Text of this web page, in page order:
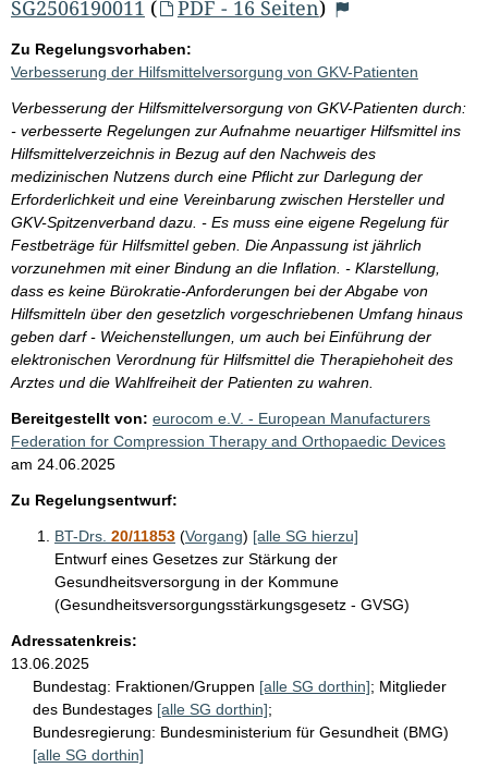
SG2506190011 ( PDF - 16 Seiten)
Zu Regelungsvorhaben:
Verbesserung der Hilfsmittelversorgung von GKV-Patienten
Verbesserung der Hilfsmittelversorgung von GKV-Patienten durch:
- verbesserte Regelungen zur Aufnahme neuartiger Hilfsmittel ins
Hilfsmittelverzeichnis in Bezug auf den Nachweis des
medizinischen Nutzens durch eine Pflicht zur Darlegung der
Erforderlichkeit und eine Vereinbarung zwischen Hersteller und
GKV-Spitzenverband dazu. - Es muss eine eigene Regelung für
Festbeträge für Hilfsmittel geben. Die Anpassung ist jährlich
vorzunehmen mit einer Bindung an die Inflation. - Klarstellung,
dass es keine Bürokratie-Anforderungen bei der Abgabe von
Hilfsmitteln über den gesetzlich vorgeschriebenen Umfang hinaus
geben darf - Weichenstellungen, um auch bei Einführung der
elektronischen Verordnung für Hilfsmittel die Therapiehoheit des
Arztes und die Wahlfreiheit der Patienten zu wahren.
Bereitgestellt von: eurocom e.V. - European Manufacturers
Federation for Compression Therapy and Orthopaedic Devices
am 24.06.2025
Zu Regelungsentwurf:
BT-Drs. 20/11853 (Vorgang) [alle SG hierzu]
Entwurf eines Gesetzes zur Stärkung der
Gesundheitsversorgung in der Kommune
(Gesundheitsversorgungsstärkungsgesetz - GVSG)
Adressatenkreis:
13.06.2025
Bundestag: Fraktionen/Gruppen [alle SG dorthin]; Mitglieder
des Bundestages [alle SG dorthin];
Bundesregierung: Bundesministerium für Gesundheit (BMG)
[alle SG dorthin]